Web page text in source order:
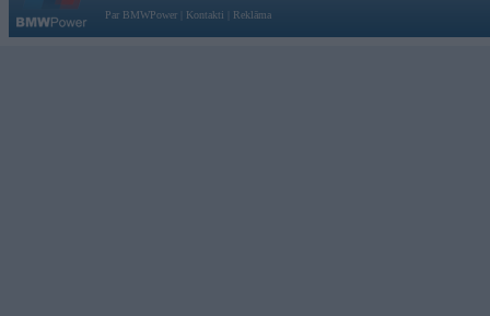
Par BMWPower
Kontakti Reklāma